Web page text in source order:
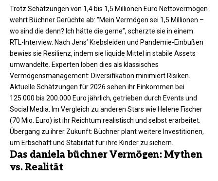
Trotz Schätzungen von 1,4 bis 1,5 Millionen Euro Nettovermögen
wehrt Büchner Gerüchte ab: “Mein Vermögen sei 1,5 Millionen –
wo sind die denn? Ich hätte die gerne”, scherzte sie in einem
RTL-Interview. Nach Jens’ Krebsleiden und Pandemie-Einbußen
bewies sie Resilienz, indem sie liquide Mittel in stabile Assets
umwandelte. Experten loben dies als klassisches
Vermögensmanagement: Diversifikation minimiert Risiken.
Aktuelle Schätzungen für 2026 sehen ihr Einkommen bei
125.000 bis 200.000 Euro jährlich, getrieben durch Events und
Social Media. Im Vergleich zu anderen Stars wie Helene Fischer
(70 Mio. Euro) ist ihr Reichtum realistisch und selbst erarbeitet.
Übergang zu ihrer Zukunft: Büchner plant weitere Investitionen,
um Erbschaft und Stabilität für ihre Kinder zu sichern.
Das daniela büchner Vermögen: Mythen
vs. Realität